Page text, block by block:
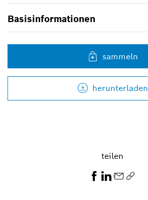
Basisinformationen
sammeln
herunterladen
teilen